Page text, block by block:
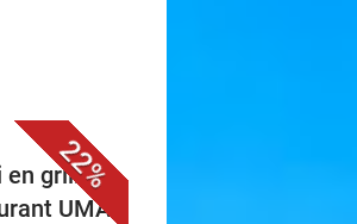
22%
en grill (3
UMAI